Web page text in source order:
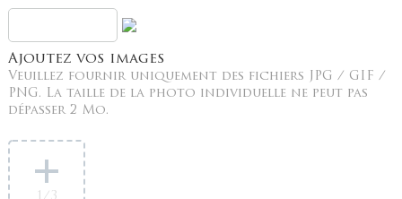
Ajoutez vos images
Veuillez fournir uniquement des fichiers JPG / GIF /
PNG. La taille de la photo individuelle ne peut pas
dépasser 2 Mo.